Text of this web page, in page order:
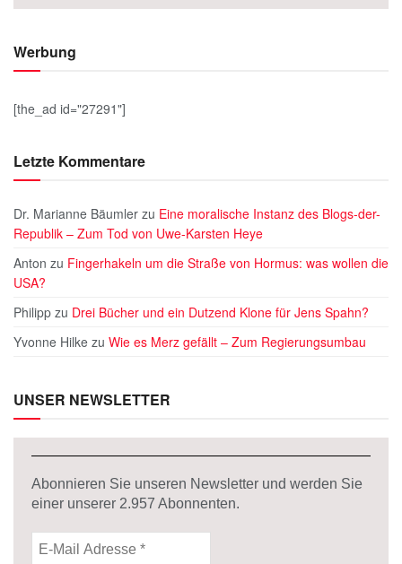
Werbung
[the_ad id="27291"]
Letzte Kommentare
Dr. Marianne Bäumler zu Eine moralische Instanz des Blogs-der-
Republik – Zum Tod von Uwe-Karsten Heye
Anton zu Fingerhakeln um die Straße von Hormus: was wollen die
USA?
Philipp zu Drei Bücher und ein Dutzend Klone für Jens Spahn?
Yvonne Hilke zu Wie es Merz gefällt – Zum Regierungsumbau
UNSER NEWSLETTER
Abonnieren Sie unseren Newsletter und werden Sie
einer unserer 2.957 Abonnenten.